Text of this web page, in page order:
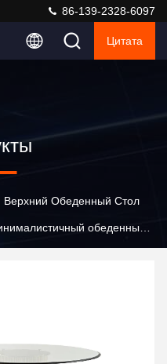
86-139-2328-6097
Цитата
Верхний Обеденный Стол
обеденный
стекла с зеркалом